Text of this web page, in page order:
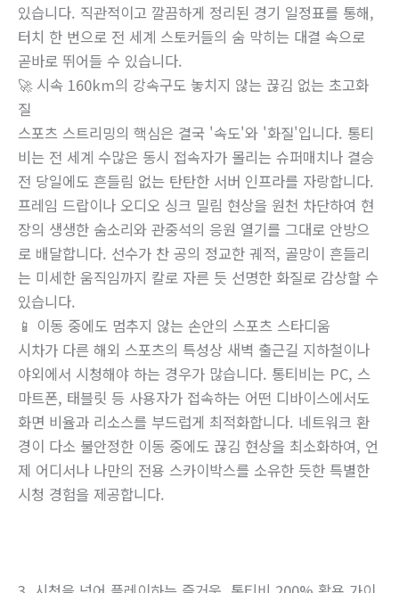
있습니다. 직관적이고 깔끔하게 정리된 경기 일정표를 통해,
터치 한 번으로 전 세계 스토커들의 숨 막히는 대결 속으로
곧바로 뛰어들 수 있습니다.
🚀 시속 160km의 강속구도 놓치지 않는 끊김 없는 초고화
질
스포츠 스트리밍의 핵심은 결국 '속도'와 '화질'입니다. 통티
비는 전 세계 수많은 동시 접속자가 몰리는 슈퍼매치나 결승
전 당일에도 흔들림 없는 탄탄한 서버 인프라를 자랑합니다.
프레임 드랍이나 오디오 싱크 밀림 현상을 원천 차단하여 현
장의 생생한 숨소리와 관중석의 응원 열기를 그대로 안방으
로 배달합니다. 선수가 찬 공의 정교한 궤적, 골망이 흔들리
는 미세한 움직임까지 칼로 자른 듯 선명한 화질로 감상할 수
있습니다.
📱 이동 중에도 멈추지 않는 손안의 스포츠 스타디움
시차가 다른 해외 스포츠의 특성상 새벽 출근길 지하철이나
야외에서 시청해야 하는 경우가 많습니다. 통티비는 PC, 스
마트폰, 태블릿 등 사용자가 접속하는 어떤 디바이스에서도
화면 비율과 리소스를 부드럽게 최적화합니다. 네트워크 환
경이 다소 불안정한 이동 중에도 끊김 현상을 최소화하여, 언
제 어디서나 나만의 전용 스카이박스를 소유한 듯한 특별한
시청 경험을 제공합니다.